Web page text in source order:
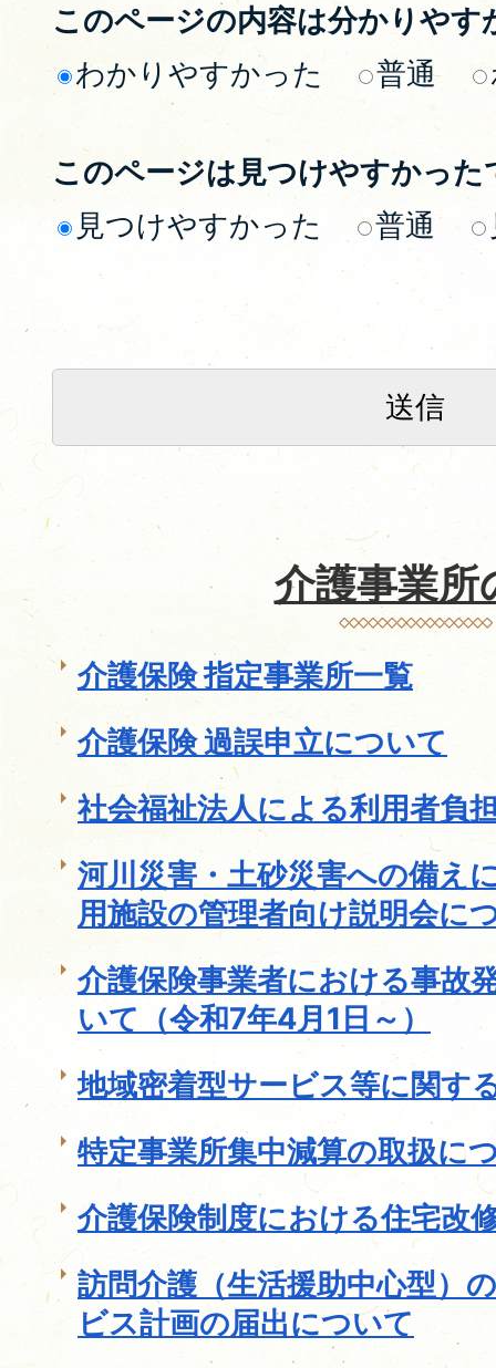
このページの内容は分かりやす
わかりやすかった
普通
このページは見つけやすかった
見つけやすかった
普通
介護事業所
介護保険 指定事業所一覧
介護保険 過誤申立について
社会福祉法人による利用者負
河川災害・土砂災害への備え
用施設の管理者向け説明会に
介護保険事業者における事故
いて（令和7年4月1日～）
地域密着型サービス等に関す
特定事業所集中減算の取扱に
介護保険制度における住宅改
訪問介護（生活援助中心型）
ビス計画の届出について